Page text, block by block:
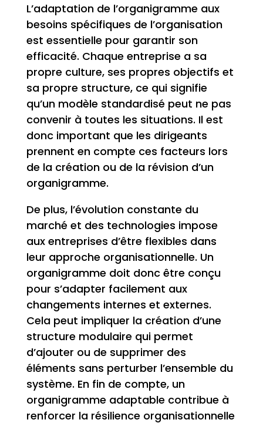
L’adaptation de l’organigramme aux
besoins spécifiques de l’organisation
est essentielle pour garantir son
efficacité. Chaque entreprise a sa
propre culture, ses propres objectifs et
sa propre structure, ce qui signifie
qu’un modèle standardisé peut ne pas
convenir à toutes les situations. Il est
donc important que les dirigeants
prennent en compte ces facteurs lors
de la création ou de la révision d’un
organigramme.
De plus, l’évolution constante du
marché et des technologies impose
aux entreprises d’être flexibles dans
leur approche organisationnelle. Un
organigramme doit donc être conçu
pour s’adapter facilement aux
changements internes et externes.
Cela peut impliquer la création d’une
structure modulaire qui permet
d’ajouter ou de supprimer des
éléments sans perturber l’ensemble du
système. En fin de compte, un
organigramme adaptable contribue à
renforcer la résilience organisationnelle